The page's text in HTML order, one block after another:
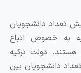
دانشجویان
اتباع
ترکیه
بین